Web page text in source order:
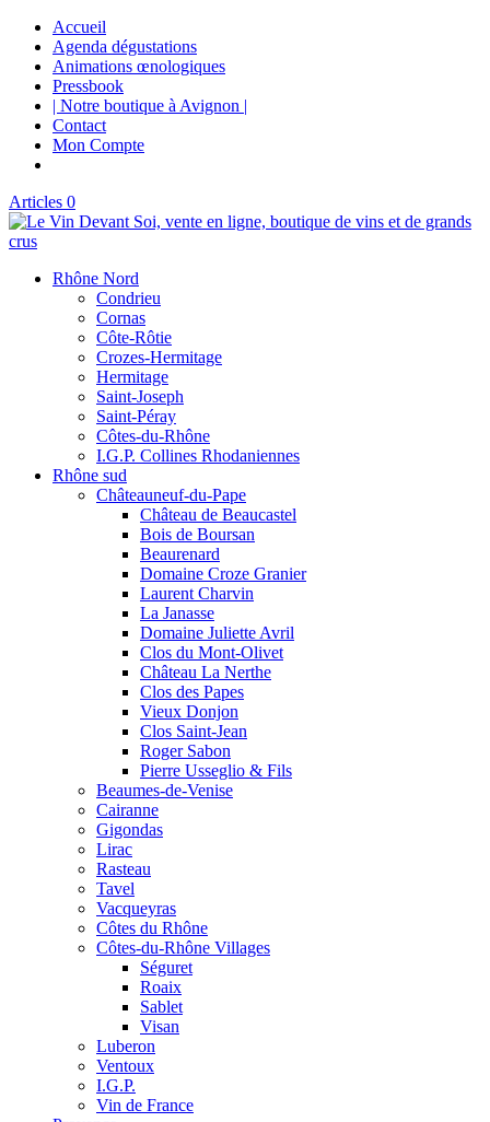
Accueil
Agenda dégustations
Animations œnologiques
Pressbook
| Notre boutique à Avignon |
Contact
Mon Compte
Articles 0
Rhône Nord
Condrieu
Cornas
Côte-Rôtie
Crozes-Hermitage
Hermitage
Saint-Joseph
Saint-Péray
Côtes-du-Rhône
I.G.P. Collines Rhodaniennes
Rhône sud
Châteauneuf-du-Pape
Château de Beaucastel
Bois de Boursan
Beaurenard
Domaine Croze Granier
Laurent Charvin
La Janasse
Domaine Juliette Avril
Clos du Mont-Olivet
Château La Nerthe
Clos des Papes
Vieux Donjon
Clos Saint-Jean
Roger Sabon
Pierre Usseglio & Fils
Beaumes-de-Venise
Cairanne
Gigondas
Lirac
Rasteau
Tavel
Vacqueyras
Côtes du Rhône
Côtes-du-Rhône Villages
Séguret
Roaix
Sablet
Visan
Luberon
Ventoux
I.G.P.
Vin de France